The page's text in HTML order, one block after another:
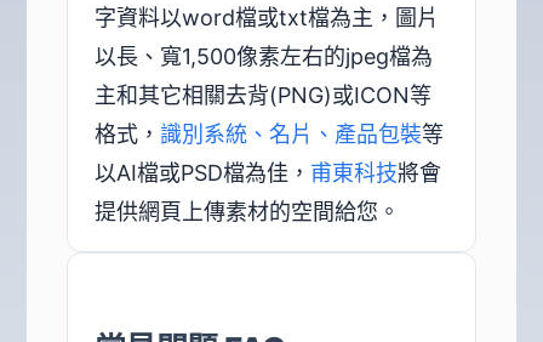
字資料以word檔或txt檔為主，圖片
以長、寬1,500像素左右的jpeg檔為
主和其它相關去背(PNG)或ICON等
格式， 識別系統、名片、產品包裝等
以AI檔或PSD檔為佳， 甫東科技將會
提供網頁上傳素材的空間給您。